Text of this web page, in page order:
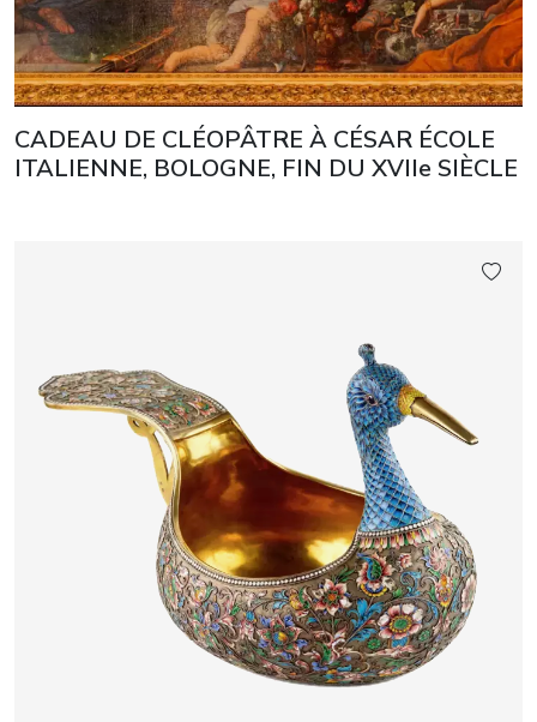
CADEAU DE CLÉOPÂTRE À CÉSAR ÉCOLE
ITALIENNE, BOLOGNE, FIN DU XVIIe SIÈCLE